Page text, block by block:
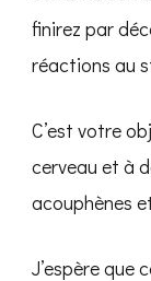
finirez par
réactions au
C’est votre
cerveau et à
acouphènes
J’espère que